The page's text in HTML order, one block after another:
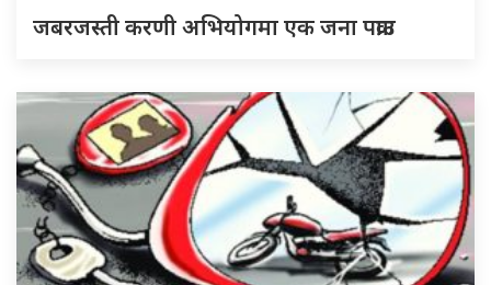
जबरजस्ती करणी अभियोगमा एक जना पक्राउ